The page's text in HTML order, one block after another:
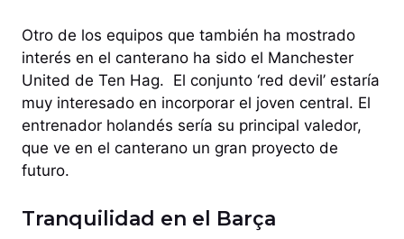
Otro de los equipos que también ha mostrado
interés en el canterano ha sido el Manchester
United de Ten Hag. El conjunto ‘red devil’ estaría
muy interesado en incorporar el joven central. El
entrenador holandés sería su principal valedor,
que ve en el canterano un gran proyecto de
futuro.
Tranquilidad en el Barça